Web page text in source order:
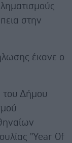
στην
έκανε ο
του Δήμου
"Year Of